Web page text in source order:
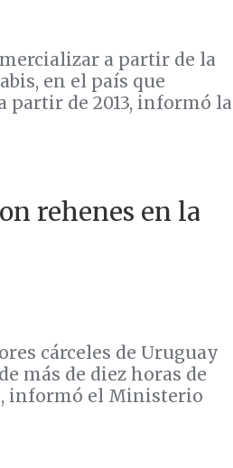
a partir de la
en el país que
partir de 2013, informó la
rehenes en la
cárceles de Uruguay
más de diez horas de
informó el Ministerio